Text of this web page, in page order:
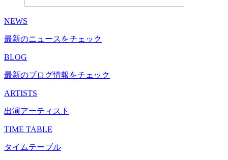
NEWS
最新のニュースをチェック
BLOG
最新のブログ情報をチェック
ARTISTS
出演アーティスト
TIME TABLE
タイムテーブル